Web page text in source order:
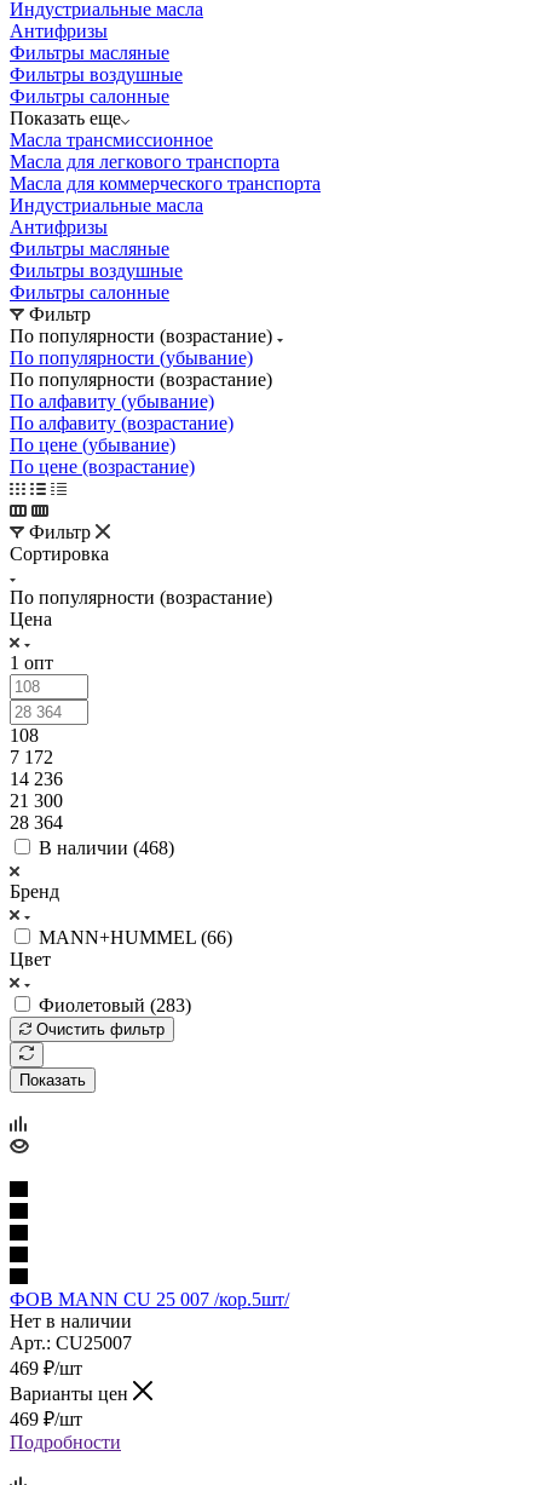
Индустриальные масла
Антифризы
Фильтры масляные
Фильтры воздушные
Фильтры салонные
Показать еще
Масла трансмиссионное
Масла для легкового транспорта
Масла для коммерческого транспорта
Индустриальные масла
Антифризы
Фильтры масляные
Фильтры воздушные
Фильтры салонные
Фильтр
По популярности (возрастание)
По популярности (убывание)
По популярности (возрастание)
По алфавиту (убывание)
По алфавиту (возрастание)
По цене (убывание)
По цене (возрастание)
Фильтр
Сортировка
По популярности (возрастание)
Цена
1 опт
108
7 172
14 236
21 300
28 364
В наличии (468)
Бренд
MANN+HUMMEL (66)
Цвет
Фиолетовый (283)
Очистить фильтр
Показать
ФОВ MANN CU 25 007 /кор.5шт/
Нет в наличии
Арт.: CU25007
469 ₽/шт
Варианты цен
469 ₽/шт
Подробности